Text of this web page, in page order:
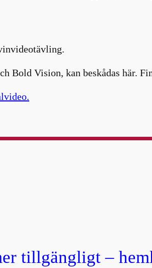
Bold Vision, kan beskådas här.
tillgängligt –